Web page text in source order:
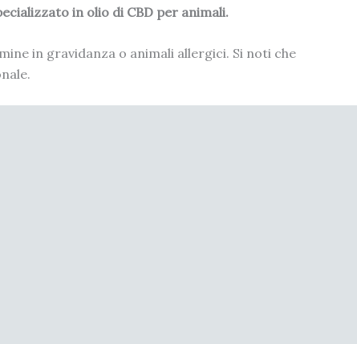
in olio di CBD per animali.
in gravidanza o animali allergici. Si noti che